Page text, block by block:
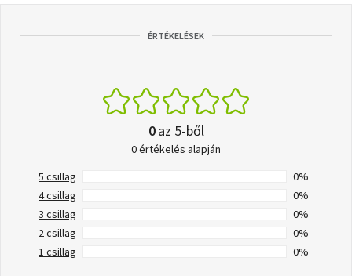
ÉRTÉKELÉSEK
0az 5-ből
0 értékelés alapján
5 csillag
0%
4 csillag
0%
3 csillag
0%
2 csillag
0%
1 csillag
0%